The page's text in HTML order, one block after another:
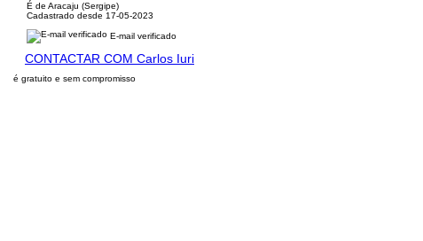
É de Aracaju (Sergipe)
Cadastrado desde 17-05-2023
E-mail verificado
CONTACTAR COM Carlos Iuri
é gratuito e sem compromisso